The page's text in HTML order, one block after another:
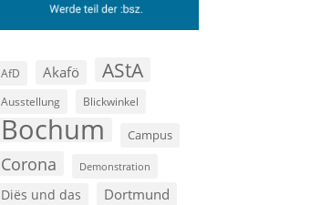
AfD Akafö AStA
Ausstellung Blickwinkel
Bochum Campus
Corona Demonstration
Diës und das Dortmund